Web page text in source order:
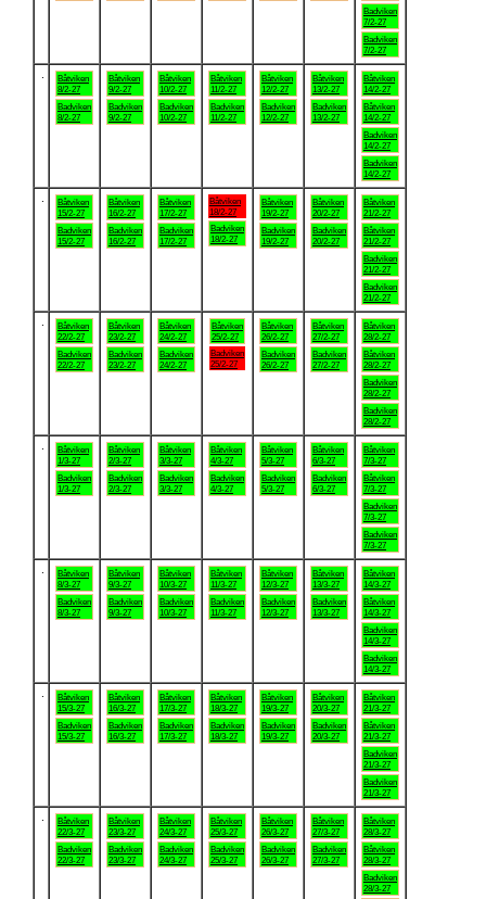
Badviken
7/2-27
Badviken
7/2-27
Båtviken
8/2-27
Badviken
8/2-27
Båtviken
9/2-27
Badviken
9/2-27
Båtviken
10/2-27
Badviken
10/2-27
Båtviken
11/2-27
Badviken
11/2-27
Båtviken
12/2-27
Badviken
12/2-27
Båtviken
13/2-27
Badviken
13/2-27
Båtviken
14/2-27
Båtviken
14/2-27
Badviken
14/2-27
Badviken
14/2-27
Båtviken
15/2-27
Badviken
15/2-27
Båtviken
16/2-27
Badviken
16/2-27
Båtviken
17/2-27
Badviken
17/2-27
Båtviken
18/2-27
Badviken
18/2-27
Båtviken
19/2-27
Badviken
19/2-27
Båtviken
20/2-27
Badviken
20/2-27
Båtviken
21/2-27
Båtviken
21/2-27
Badviken
21/2-27
Badviken
21/2-27
Båtviken
22/2-27
Badviken
22/2-27
Båtviken
23/2-27
Badviken
23/2-27
Båtviken
24/2-27
Badviken
24/2-27
Båtviken
25/2-27
Badviken
25/2-27
Båtviken
26/2-27
Badviken
26/2-27
Båtviken
27/2-27
Badviken
27/2-27
Båtviken
28/2-27
Båtviken
28/2-27
Badviken
28/2-27
Badviken
28/2-27
Båtviken
1/3-27
Badviken
1/3-27
Båtviken
2/3-27
Badviken
2/3-27
Båtviken
3/3-27
Badviken
3/3-27
Båtviken
4/3-27
Badviken
4/3-27
Båtviken
5/3-27
Badviken
5/3-27
Båtviken
6/3-27
Badviken
6/3-27
Båtviken
7/3-27
Båtviken
7/3-27
Badviken
7/3-27
Badviken
7/3-27
Båtviken
8/3-27
Badviken
8/3-27
Båtviken
9/3-27
Badviken
9/3-27
Båtviken
10/3-27
Badviken
10/3-27
Båtviken
11/3-27
Badviken
11/3-27
Båtviken
12/3-27
Badviken
12/3-27
Båtviken
13/3-27
Badviken
13/3-27
Båtviken
14/3-27
Båtviken
14/3-27
Badviken
14/3-27
Badviken
14/3-27
Båtviken
15/3-27
Badviken
15/3-27
Båtviken
16/3-27
Badviken
16/3-27
Båtviken
17/3-27
Badviken
17/3-27
Båtviken
18/3-27
Badviken
18/3-27
Båtviken
19/3-27
Badviken
19/3-27
Båtviken
20/3-27
Badviken
20/3-27
Båtviken
21/3-27
Båtviken
21/3-27
Badviken
21/3-27
Badviken
21/3-27
Båtviken
22/3-27
Badviken
22/3-27
Båtviken
23/3-27
Badviken
23/3-27
Båtviken
24/3-27
Badviken
24/3-27
Båtviken
25/3-27
Badviken
25/3-27
Båtviken
26/3-27
Badviken
26/3-27
Båtviken
27/3-27
Badviken
27/3-27
Båtviken
28/3-27
Båtviken
28/3-27
Badviken
28/3-27